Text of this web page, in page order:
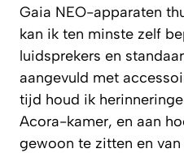
Gaia NEO-apparaten
kan ik ten minste zelf
luidsprekers en
aangevuld met
tijd houd ik
Acora-kamer, en aan
gewoon te zitten en